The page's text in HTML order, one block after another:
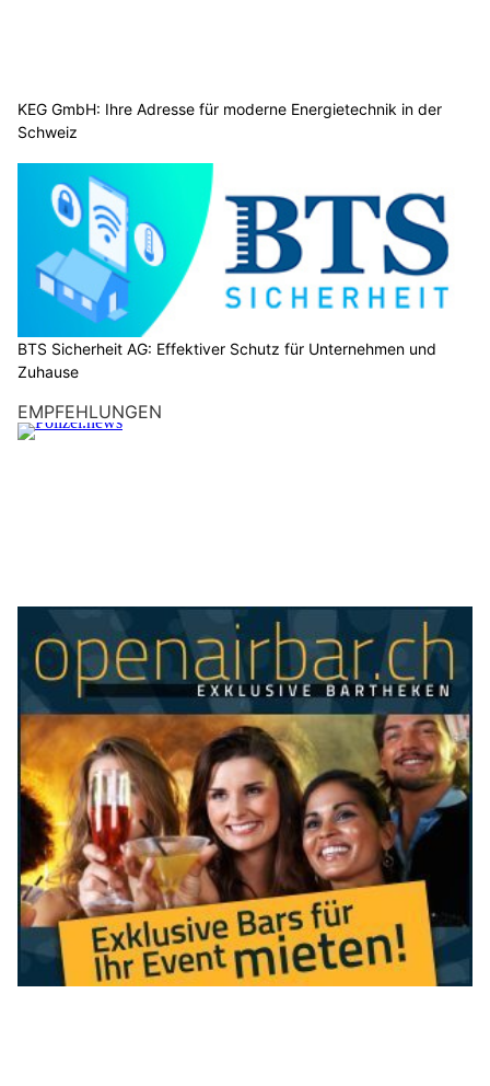
KEG GmbH: Ihre Adresse für moderne Energietechnik in der
Schweiz
BTS Sicherheit AG: Effektiver Schutz für Unternehmen und
Zuhause
EMPFEHLUNGEN